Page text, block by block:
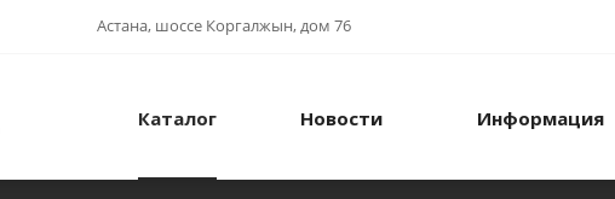
Астана, шоссе Коргалжын, дом 76
Каталог Новости Информация